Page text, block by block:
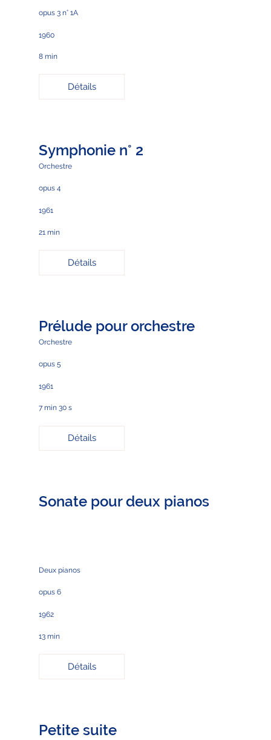
opus 3 n° 1A
1960
8 min
Détails
Symphonie n° 2
Orchestre
opus 4
1961
21 min
Détails
Prélude pour orchestre
Orchestre
opus 5
1961
7 min 30 s
Détails
Sonate pour deux pianos
Deux pianos
opus 6
1962
13 min
Détails
Petite suite